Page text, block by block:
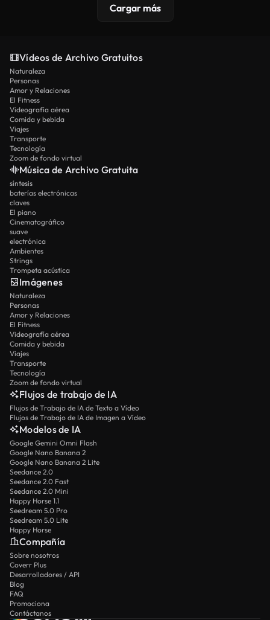
Cargar más
Vídeos de Archivo Gratuitos
Naturaleza
Personas
Amor y Relaciones
El Fitness
Videografía aérea
Comida y bebida
Viajes
Transporte
Tecnología
Zoom de fondo virtual
Música de Archivo Gratuita
síntesis
baterías electrónicas
claves
El piano
Cinematográfico
suave
electrónica
Ambientes
Strings
Trompeta acústica
Imágenes
Naturaleza
Personas
Amor y Relaciones
El Fitness
Videografía aérea
Comida y bebida
Viajes
Transporte
Tecnología
Zoom de fondo virtual
Flujos de trabajo de IA
Flujos de Trabajo de IA de Texto a Vídeo
Flujos de Trabajo de IA de Imagen a Vídeo
Modelos de IA
Google Gemini Omni Flash
Google Nano Banana 2
Google Nano Banana 2 Lite
Seedance 2.0
Seedance 2.0 Fast
Seedance 2.0 Mini
Happy Horse 1.1
Seedream 5.0 Pro
Seedream 5.0 Lite
Happy Horse
Compañía
Sobre nosotros
Coverr Plus
Desarrolladores / API
Blog
FAQ
Promociona
Contáctanos